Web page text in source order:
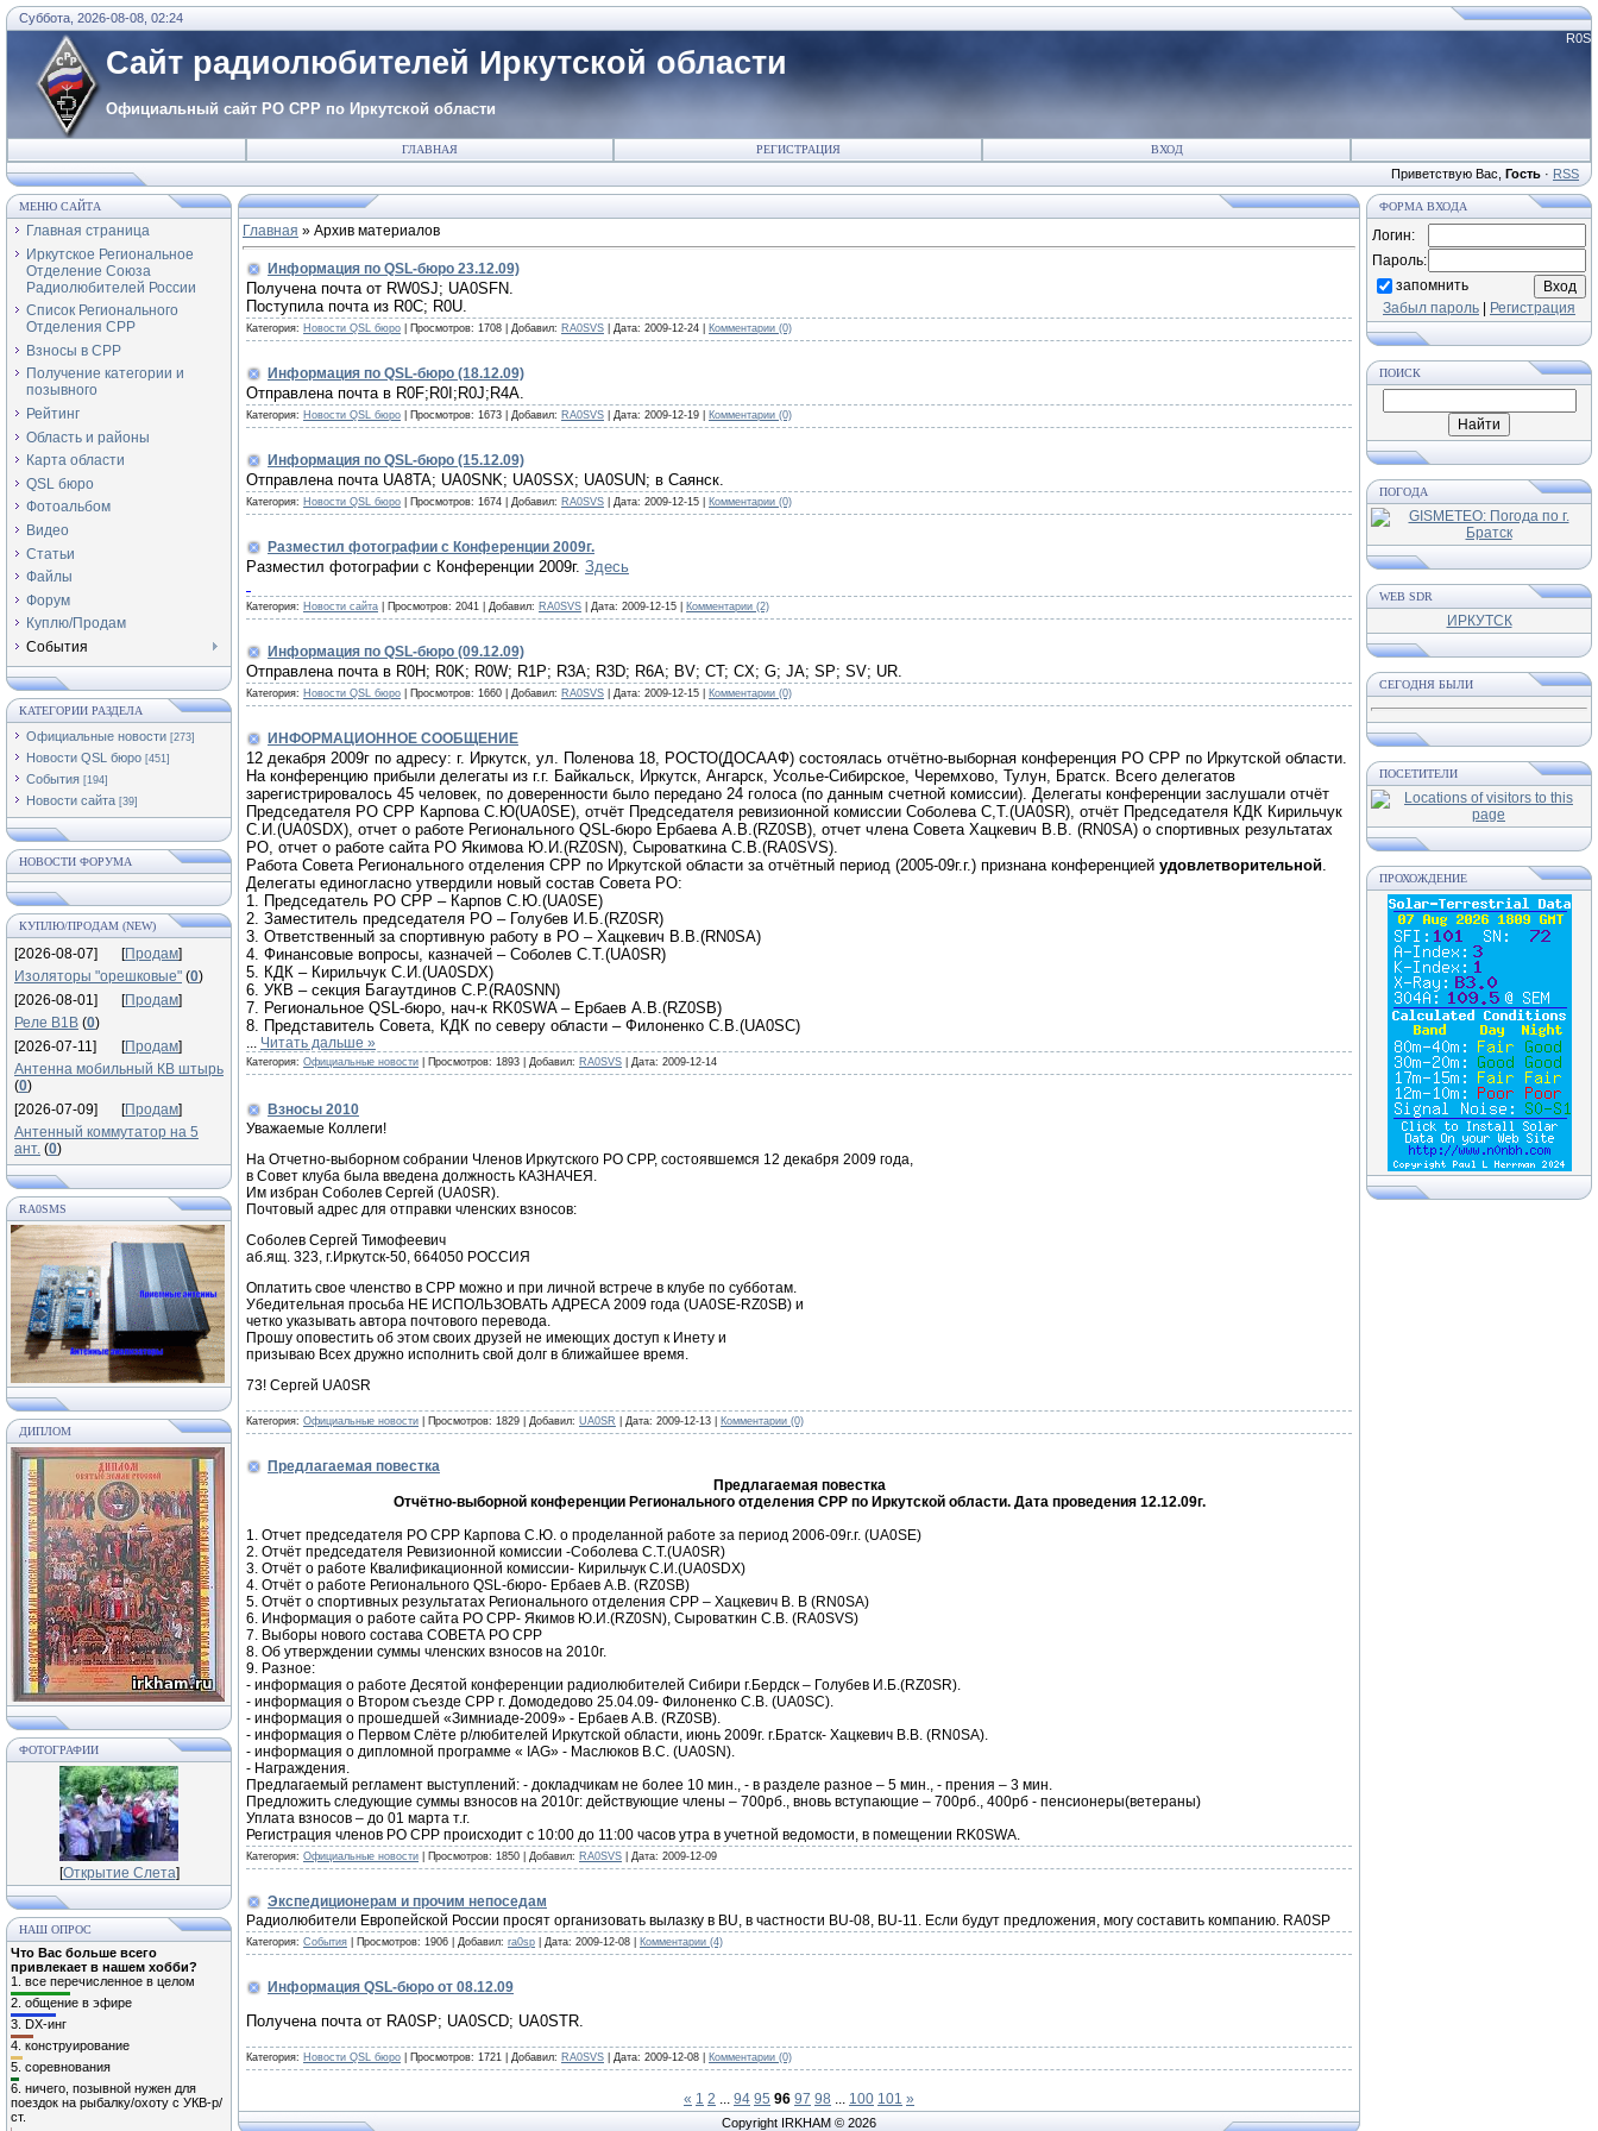
Суббота, 2026-08-08, 02:24
R0S
Сайт радиолюбителей Иркутской области
Официальный сайт РО СРР по Иркутской области
ГЛАВНАЯ РЕГИСТРАЦИЯ ВХОД
Приветствую Вас Гость · RSS
МЕНЮ САЙТА
Главная страница
Иркутское Региональное
Отделение Союза
Радиолюбителей России
Список Регионального
Отделения СРР
Взносы в СРР
Получение категории и
позывного
Рейтинг
Область и районы
Карта области
QSL бюро
Фотоальбом
Видео
Статьи
Файлы
Форум
Куплю/Продам
События
КАТЕГОРИИ РАЗДЕЛА
Официальные новости [273]
Новости QSL бюро [451]
События [194]
Новости сайта [39]
НОВОСТИ ФОРУМА
КУПЛЮ/ПРОДАМ (NEW)
[2026-08-07] [Продам]
Изоляторы "орешковые" (0)
[2026-08-01]
[Продам]
Реле В1В (0)
[2026-07-11]
[Продам]
Антенна мобильный КВ штырь
(0)
[2026-07-09]
[Продам]
Антенный коммутатор на 5
ант. (0)
RA0SMS
ДИПЛОМ
ФОТОГРАФИИ
[Открытие Слета]
НАШ ОПРОС
Что Вас больше всего
привлекает в нашем хобби?
1. все перечисленное в целом
2. общение в эфире
3. DX-инг
4. конструирование
5. соревнования
6. ничего, позывной нужен для
поездок на рыбалку/охоту с УКВ-р/
ст.
Главная » Архив материалов
Информация по QSL-бюро 23.12.09)
Получена почта от RW0SJ; UA0SFN.
Поступила почта из R0C; R0U.
Категория: Новости QSL бюро Просмотров: 1708 Добавил: RA0SVS Дата: 2009-12-24 Комментарии (0)
Информация по QSL-бюро (18.12.09)
Отправлена почта в R0F;R0I;R0J;R4A.
Категория: Новости QSL бюро Просмотров: 1673 Добавил: RA0SVS Дата: 2009-12-19 Комментарии (0)
Информация по QSL-бюро (15.12.09)
Отправлена почта UA8TA; UA0SNK; UA0SSX; UA0SUN; в Саянск.
Категория: Новости QSL бюро Просмотров: 1674 Добавил: RA0SVS Дата: 2009-12-15 Комментарии (0)
Разместил фотографии с Конференции 2009г.
Разместил фотографии с Конференции 2009г. Здесь
Категория: Новости сайта Просмотров: 2041 Добавил: RA0SVS Дата: 2009-12-15 Комментарии (2)
Информация по QSL-бюро (09.12.09)
Отправлена почта в R0H; R0K; R0W; R1P; R3A; R3D; R6A; BV; CT; CX; G; JA; SP; SV; UR.
Категория: Новости QSL бюро Просмотров: 1660 Добавил: RA0SVS Дата: 2009-12-15 Комментарии (0)
ИНФОРМАЦИОННОЕ СООБЩЕНИЕ
12 декабря 2009г по адресу: г. Иркутск, ул. Поленова 18, РОСТО(ДОСААФ) состоялась отчётно-выборная конференция РО СРР по Иркутской области.
На конференцию прибыли делегаты из г.г. Байкальск, Иркутск, Ангарск, Усолье-Сибирское, Черемхово, Тулун, Братск. Всего делегатов
зарегистрировалось 45 человек, по доверенности было передано 24 голоса (по данным счетной комиссии). Делегаты конференции заслушали отчёт
Председателя РО СРР Карпова С.Ю(UA0SE), отчёт Председателя ревизионной комиссии Соболева С,Т.(UA0SR), отчёт Председателя КДК Кирильчук
С.И.(UA0SDX), отчет о работе Регионального QSL-бюро Ербаева А.В.(RZ0SB), отчет члена Совета Хацкевич В.В. (RN0SA) о спортивных результатах
РО, отчет о работе сайта РО Якимова Ю.И.(RZ0SN), Сыроваткина С.В.(RA0SVS).
Работа Совета Регионального отделения СРР по Иркутской области за отчётный период (2005-09г.г.) признана конференцией удовлетворительной.
Делегаты единогласно утвердили новый состав Совета РО:
1. Председатель РО СРР – Карпов С.Ю.(UA0SE)
2. Заместитель председателя РО – Голубев И.Б.(RZ0SR)
3. Ответственный за спортивную работу в РО – Хацкевич В.В.(RN0SA)
4. Финансовые вопросы, казначей – Соболев С.Т.(UA0SR)
5. КДК – Кирильчук С.И.(UA0SDX)
6. УКВ – секция Багаутдинов С.Р.(RA0SNN)
7. Региональное QSL-бюро, нач-к RK0SWA – Ербаев А.В.(RZ0SB)
8. Представитель Совета, КДК по северу области – Филоненко С.В.(UA0SC)
... Читать дальше »
Категория: Официальные новости Просмотров: 1893 Добавил: RA0SVS Дата: 2009-12-14
Взносы 2010
Уважаемые Коллеги!
На Отчетно-выборном собрании Членов Иркутского РО СРР, состоявшемся 12 декабря 2009 года,
в Совет клуба была введена должность КАЗНАЧЕЯ.
Им избран Соболев Сергей (UA0SR).
Почтовый адрес для отправки членских взносов:
Соболев Сергей Тимофеевич
аб.ящ. 323, г.Иркутск-50, 664050 РОССИЯ
Оплатить свое членство в СРР можно и при личной встрече в клубе по субботам.
Убедительная просьба НЕ ИСПОЛЬЗОВАТЬ АДРЕСА 2009 года (UA0SE-RZ0SB) и
четко указывать автора почтового перевода.
Прошу оповестить об этом своих друзей не имеющих доступ к Инету и
призываю Всех дружно исполнить свой долг в ближайшее время.
73! Сергей UA0SR
Категория: Официальные новости Просмотров: 1829 Добавил: UA0SR Дата: 2009-12-13 Комментарии (0)
Предлагаемая повестка
Предлагаемая повестка
Отчётно-выборной конференции Регионального отделения СРР по Иркутской области. Дата проведения 12.12.09г.
1. Отчет председателя РО СРР Карпова С.Ю. о проделанной работе за период 2006-09г.г. (UA0SE)
2. Отчёт председателя Ревизионной комиссии -Соболева С.Т.(UA0SR)
3. Отчёт о работе Квалификационной комиссии- Кирильчук С.И.(UA0SDX)
4. Отчёт о работе Регионального QSL-бюро- Ербаев А.В. (RZ0SB)
5. Отчёт о спортивных результатах Регионального отделения СРР – Хацкевич В. В (RN0SA)
6. Информация о работе сайта РО СРР- Якимов Ю.И.(RZ0SN), Сыроваткин С.В. (RA0SVS)
7. Выборы нового состава СОВЕТА РО СРР
8. Об утверждении суммы членских взносов на 2010г.
9. Разное:
- информация о работе Десятой конференции радиолюбителей Сибири г.Бердск – Голубев И.Б.(RZ0SR).
- информация о Втором съезде СРР г. Домодедово 25.04.09- Филоненко С.В. (UA0SC).
- информация о прошедшей «Зимниаде-2009» - Ербаев А.В. (RZ0SB).
- информация о Первом Слёте р/любителей Иркутской области, июнь 2009г. г.Братск- Хацкевич В.В. (RN0SA).
- информация о дипломной программе « IAG» - Маслюков В.C. (UA0SN).
- Награждения.
Предлагаемый регламент выступлений: - докладчикам не более 10 мин., - в разделе разное – 5 мин., - прения – 3 мин.
Предложить следующие суммы взносов на 2010г: действующие члены – 700рб., вновь вступающие – 700рб., 400рб - пенсионеры(ветераны)
Уплата взносов – до 01 марта т.г.
Регистрация членов РО СРР происходит с 10:00 до 11:00 часов утра в учетной ведомости, в помещении RK0SWA.
Категория: Официальные новости Просмотров: 1850 Добавил: RA0SVS Дата: 2009-12-09
Экспедиционерам и прочим непоседам
Радиолюбители Европейской России просят организовать вылазку в BU, в частности BU-08, BU-11. Если будут предложения, могу составить компанию. RA0SP
Категория: События Просмотров: 1906 Добавил: ra0sp Дата: 2009-12-08 Комментарии (4)
Информация QSL-бюро от 08.12.09
Получена почта от RA0SP; UA0SCD; UA0STR.
Категория: Новости QSL бюро Просмотров: 1721 Добавил: RA0SVS Дата: 2009-12-08 Комментарии (0)
« 1 2 ... 94 95 96 97 98 ... 100 101 »
Copyright IRKHAM © 2026
ФОРМА ВХОДА
Логин:
Пароль:
запомнить
Забыл пароль
Регистрация
ПОИСК
ПОГОДА
WEB SDR
ИРКУТСК
СЕГОДНЯ БЫЛИ
ПОСЕТИТЕЛИ
ПРОХОЖДЕНИЕ